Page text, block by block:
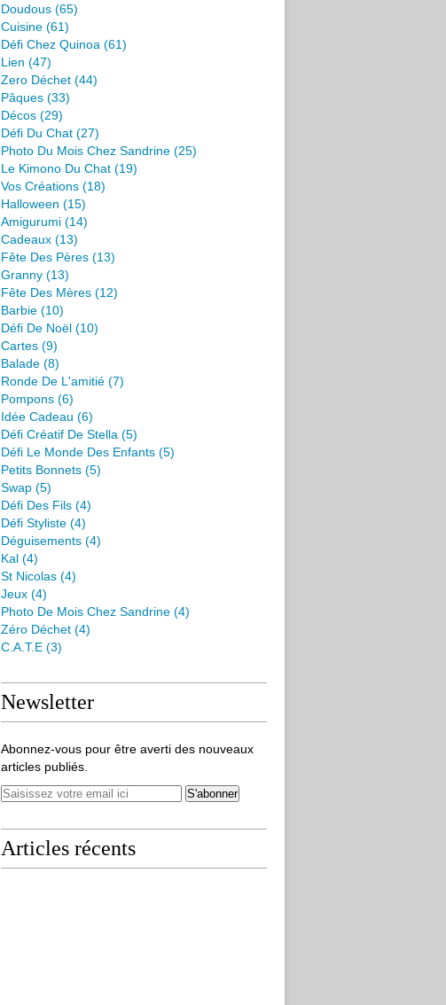
Doudous (65)
Cuisine (61)
Défi Chez Quinoa (61)
Lien (47)
Zero Déchet (44)
Pâques (33)
Décos (29)
Défi Du Chat (27)
Photo Du Mois Chez Sandrine (25)
Le Kimono Du Chat (19)
Vos Créations (18)
Halloween (15)
Amigurumi (14)
Cadeaux (13)
Fête Des Pères (13)
Granny (13)
Fête Des Mères (12)
Barbie (10)
Défi De Noël (10)
Cartes (9)
Balade (8)
Ronde De L'amitié (7)
Pompons (6)
Idée Cadeau (6)
Défi Créatif De Stella (5)
Défi Le Monde Des Enfants (5)
Petits Bonnets (5)
Swap (5)
Défi Des Fils (4)
Défi Styliste (4)
Déguisements (4)
Kal (4)
St Nicolas (4)
Jeux (4)
Photo De Mois Chez Sandrine (4)
Zéro Déchet (4)
C.a.t.e (3)
Newsletter
Abonnez-vous pour être averti des nouveaux
articles publiés.
Articles récents